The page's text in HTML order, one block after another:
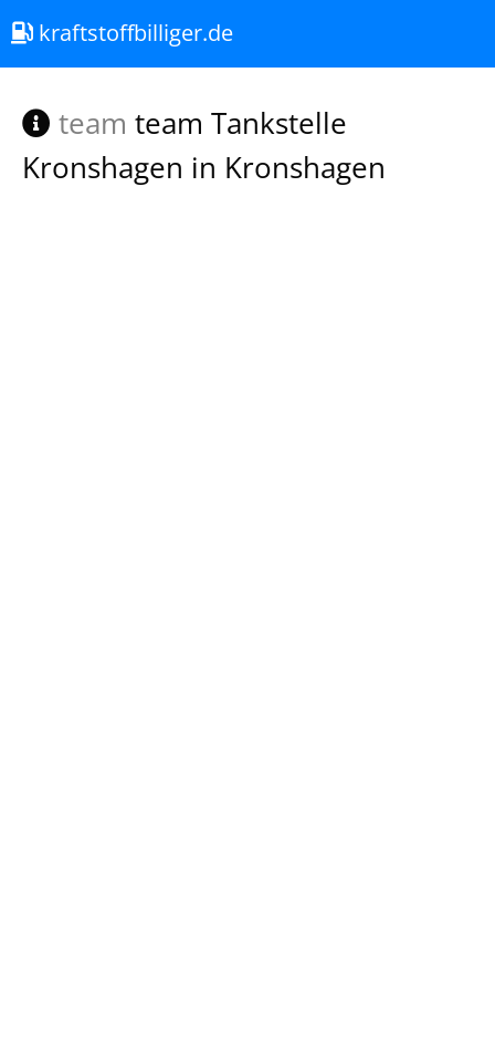
kraftstoffbilliger.de
team team Tankstelle
Kronshagen in Kronshagen